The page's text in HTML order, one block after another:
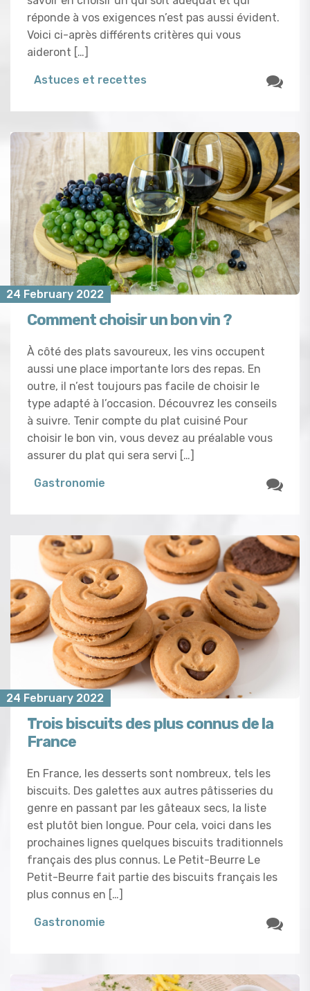
réponde à vos exigences n’est pas aussi évident.
Voici ci-après différents critères qui vous
aideront […]
Astuces et recettes
24 February 2022
Comment choisir un bon vin ?
À côté des plats savoureux, les vins occupent
aussi une place importante lors des repas. En
outre, il n’est toujours pas facile de choisir le
type adapté à l’occasion. Découvrez les conseils
à suivre. Tenir compte du plat cuisiné Pour
choisir le bon vin, vous devez au préalable vous
assurer du plat qui sera servi […]
Gastronomie
24 February 2022
Trois biscuits des plus connus de la
France
En France, les desserts sont nombreux, tels les
biscuits. Des galettes aux autres pâtisseries du
genre en passant par les gâteaux secs, la liste
est plutôt bien longue. Pour cela, voici dans les
prochaines lignes quelques biscuits traditionnels
français des plus connus. Le Petit-Beurre Le
Petit-Beurre fait partie des biscuits français les
plus connus en […]
Gastronomie